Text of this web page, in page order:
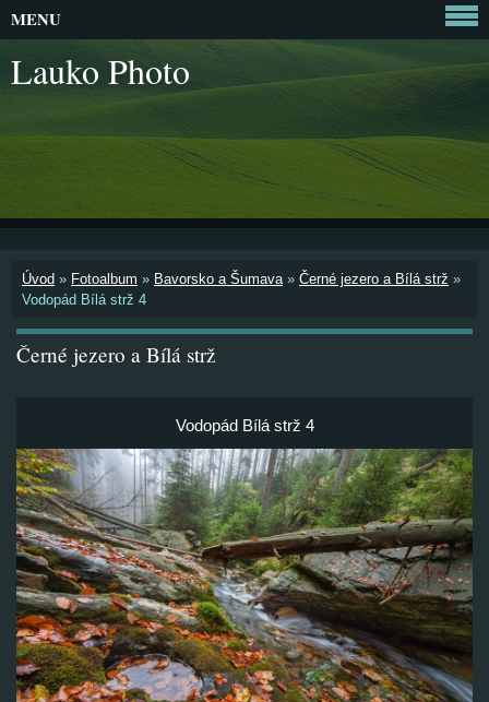
Lauko Photo
Úvod » Fotoalbum » Bavorsko a Šumava» Černé jezero a Bílá strž »
Vodopád Bílá strž 4
Černé jezero a Bílá strž
Vodopád Bílá strž 4
MENU